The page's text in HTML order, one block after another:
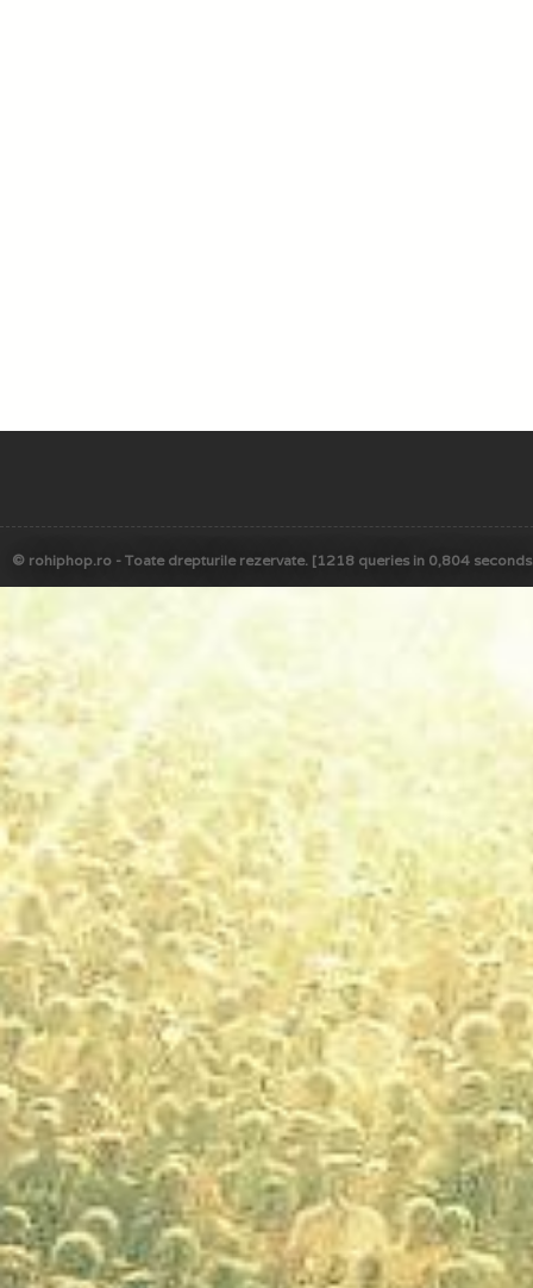
© rohiphop.ro - Toate drepturile rezervate. [1218 queries in 0,804